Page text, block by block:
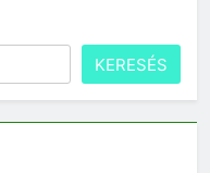
KERESÉS